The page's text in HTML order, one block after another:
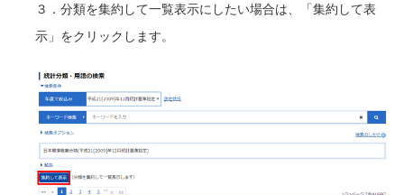
３．分類を集約して一覧表示にしたい場合は、「集約して表
示」をクリックします。